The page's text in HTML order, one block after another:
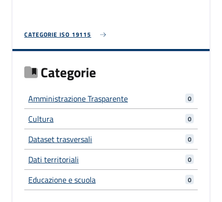
CATEGORIE ISO 19115
Categorie
Amministrazione Trasparente 0
Cultura 0
Dataset trasversali 0
Dati territoriali 0
Educazione e scuola 0